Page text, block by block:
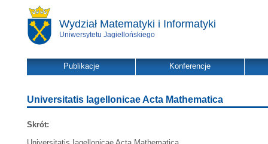
Wydział Matematyki i Informatyki
Uniwersytetu Jagiellońskiego
Publikacje Konferencje
Universitatis Iagellonicae Acta Mathematica
Skrót: